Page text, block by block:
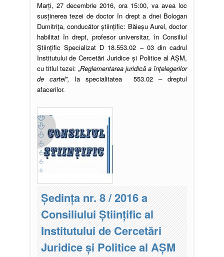
Marți, 27 decembrie 2016, ora 15:00, va avea loc
susținerea tezei de doctor în drept a dnei Bologan
Dumitrița, conducător științific: Băieșu Aurel, doctor
habilitat în drept, profesor universitar, în Consiliul
Ştiinţific Specializat D 18.553.02 – 03 din cadrul
Institutului de Cercetări Juridice şi Politice al AȘM,
cu titlul tezei: „Reglementarea juridică a înţelegerilor
de cartel”,la specialitatea 553.02 – dreptul
afacerilor.
Ședinţa nr. 8 / 2016 a
Consiliului Ştiinţific al
Institutului de Cercetări
Juridice şi Politice al AŞM